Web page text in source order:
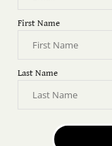
First Name
Last Name